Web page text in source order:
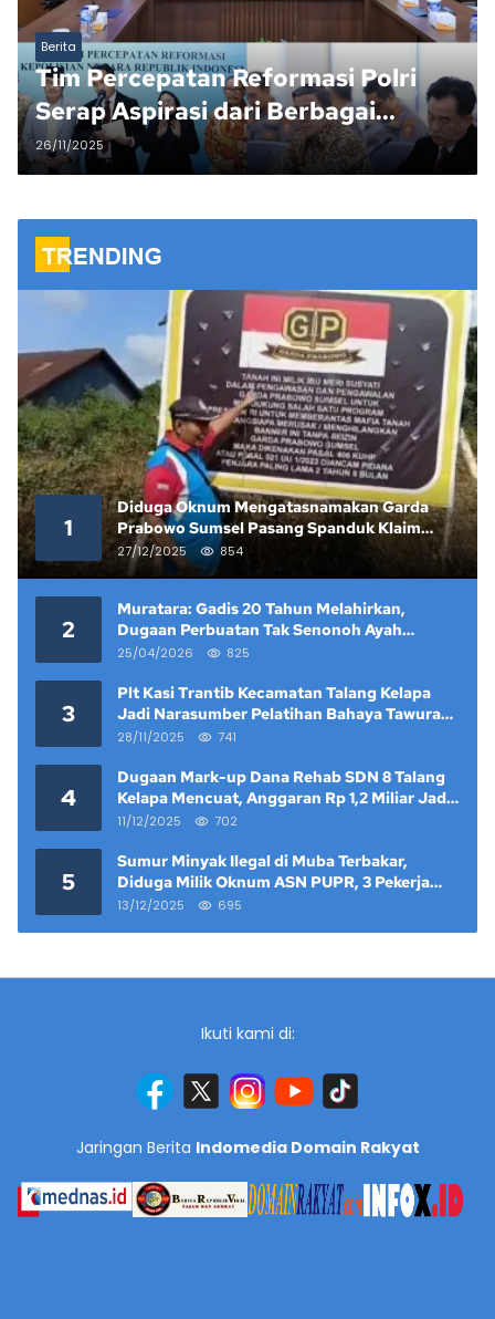
Berita
Tim Percepatan Reformasi Polri
Serap Aspirasi dari Berbagai
Ormas dan LSM.
26/11/2025
1
Diduga Oknum Mengatasnamakan Garda
Prabowo Sumsel Pasang Spanduk Klaim
Lahan yang Telah Diputus Pengadilan
27/12/2025 854
2
Muratara: Gadis 20 Tahun Melahirkan,
Dugaan Perbuatan Tak Senonoh Ayah
Kandung Mencuat
25/04/2026 825
3
Plt Kasi Trantib Kecamatan Talang Kelapa
Jadi Narasumber Pelatihan Bahaya Tawuran
dan Narkoba di Keramat Raya
28/11/2025 741
4
Dugaan Mark-up Dana Rehab SDN 8 Talang
Kelapa Mencuat, Anggaran Rp 1,2 Miliar Jadi
Sorotan
11/12/2025 702
5
Sumur Minyak Ilegal di Muba Terbakar,
Diduga Milik Oknum ASN PUPR, 3 Pekerja
Tewas
13/12/2025 695
Ikuti kami di:
Jaringan Berita Indomedia Domain Rakyat